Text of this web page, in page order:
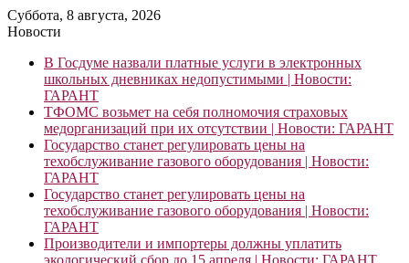
Суббота, 8 августа, 2026
Новости
В Госдуме назвали платные услуги в электронных
школьных дневниках недопустимыми | Новости:
ГАРАНТ
ТФОМС возьмет на себя полномочия страховых
медорганизаций при их отсутствии | Новости: ГАРАНТ
Государство станет регулировать цены на
техобслуживание газового оборудования | Новости:
ГАРАНТ
Государство станет регулировать цены на
техобслуживание газового оборудования | Новости:
ГАРАНТ
Производители и импортеры должны уплатить
экологический сбор до 15 апреля | Новости: ГАРАНТ